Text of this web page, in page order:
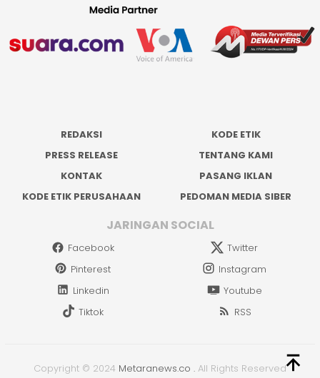
REDAKSI
KODE ETIK
PRESS RELEASE
TENTANG KAMI
KONTAK
PASANG IKLAN
KODE ETIK PERUSAHAAN
PEDOMAN MEDIA SIBER
JARINGAN SOCIAL
Facebook
Twitter
Pinterest
Instagram
Linkedin
Youtube
Tiktok
RSS
Copyright © 2024 Metaranews.co . All Rights Reserved